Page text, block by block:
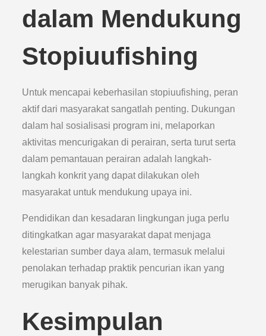
dalam Mendukung
Stopiuufishing
Untuk mencapai keberhasilan stopiuufishing, peran
aktif dari masyarakat sangatlah penting. Dukungan
dalam hal sosialisasi program ini, melaporkan
aktivitas mencurigakan di perairan, serta turut serta
dalam pemantauan perairan adalah langkah-
langkah konkrit yang dapat dilakukan oleh
masyarakat untuk mendukung upaya ini.
Pendidikan dan kesadaran lingkungan juga perlu
ditingkatkan agar masyarakat dapat menjaga
kelestarian sumber daya alam, termasuk melalui
penolakan terhadap praktik pencurian ikan yang
merugikan banyak pihak.
Kesimpulan